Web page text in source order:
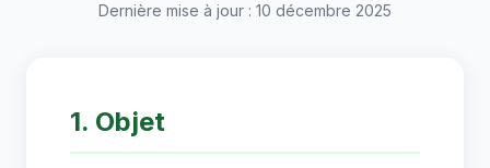
Dernière mise à jour : 10 décembre 2025
1. Objet